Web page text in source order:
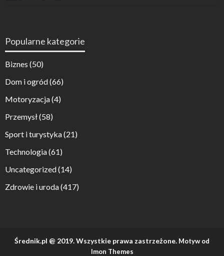
Popularne kategorie
Biznes (50)
Dom i ogród(66)
Motoryzacja(4)
Przemysł(58)
Sport i turystyka(21)
Technologia(61)
Uncategorized(14)
Zdrowie i uroda(417)
Średnik.pl @ 2019. Wszystkie prawa zastrzeżone. Motyw od
Imon Themes